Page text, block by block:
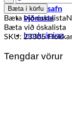
Myndasafn
Þjónusta
Innskráning
quantity
Bæta í körfu
Bæta við óskalista
Bæta við óskalista
SKU: 23305
Tengdar vörur